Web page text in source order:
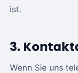
ist.
3.
Wenn Sie uns